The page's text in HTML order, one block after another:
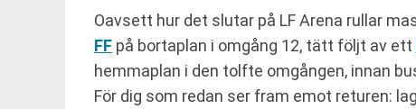
Oavsett hur det slutar på LF Arena rullar
FF på bortaplan i omgång 12, tätt följt av ett
hemmaplan i den tolfte omgången, innan
För dig som redan ser fram emot returen: